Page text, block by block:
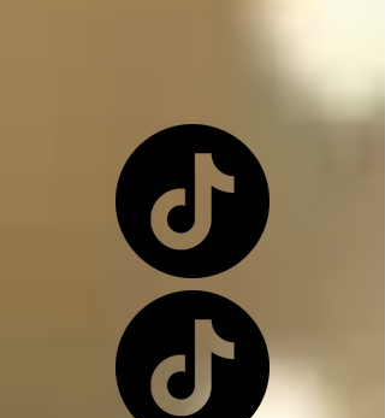
Los ángeles y los
arcángeles son los
únicos seres de la
creación que, siendo
inocentes, pueden ir a
este infierno donde